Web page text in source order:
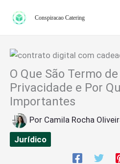
para
Conspiracao Catering
O Que São Termo
Privacidade e Por
Importantes
Por Camila Rocha
Jurídico